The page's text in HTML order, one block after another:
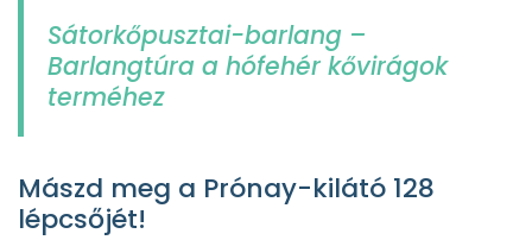
Sátorkőpusztai-barlang –
Barlangtúra a hófehér kővirágok
terméhez
Mászd meg a Prónay-kilátó 128
lépcsőjét!